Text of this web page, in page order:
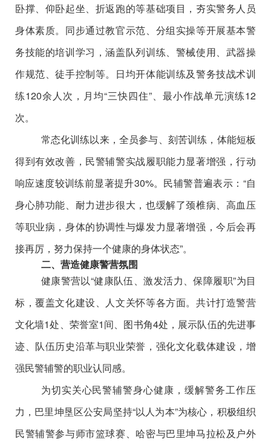
卧撑、仰卧起坐、折返跑的等基础项目，夯实警务人员
身体素质。同步通过教官示范、分组实操等开展基本警
务技能的培训学习，涵盖队列训练、警械使用、武器操
作规范、徒手控制等。日均开体能训练及警务技战术训
练120余人次，月均“三快四住”、最小作战单元演练12
次。
常态化训练以来，全员参与、刻苦训练，体能短板
得到有效改善，民警辅警实战履职能力显著增强，行动
响应速度较训练前显著提升30%。民辅警普遍表示： “自
身心肺功能、耐力进步很大，也缓解了颈椎病、高血压
等职业病，身体的协调性与爆发力显著增强，今后会再
接再厉， 努力保持一个健康的身体状态”。
二、 营造健康警营氛围
健康警营以“健康队伍、激发活力、保障履职”为目
标，覆盖文化建设、人文关怀等各方面。 共计打造警营
文化墙1处、荣誉室1间、图书角4处 ，展示队伍的先进事
迹、队伍历史沿革与职业荣誉，强化文化载体建设，增
强民警辅警的职业认同感。
为切实关心民警辅警身心健康，缓解警务工作压
力，巴里坤垦区公安局坚持“以人为本”为核心，积极组织
民警辅警参与师市篮球赛、哈密与巴里坤马拉松及户外